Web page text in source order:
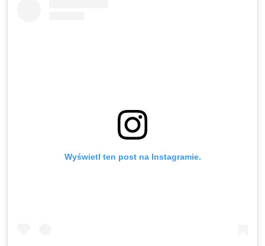
Wyświetl ten post na Instagramie.